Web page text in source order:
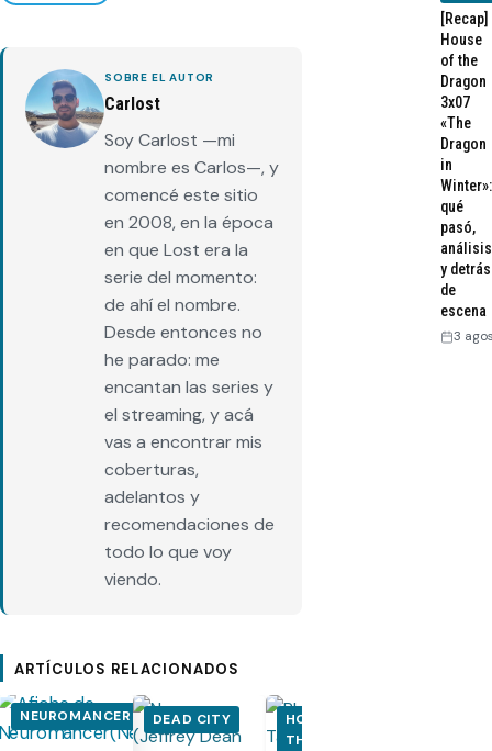
SOBRE EL AUTOR
Carlost
Soy Carlost —mi
nombre es Carlos—, y
comencé este sitio
en 2008, en la época
en que Lost era la
serie del momento:
de ahí el nombre.
Desde entonces no
he parado: me
encantan las series y
el streaming, y acá
vas a encontrar mis
coberturas,
adelantos y
recomendaciones de
todo lo que voy
viendo.
ARTÍCULOS RELACIONADOS
NEUROMANCER DEAD CITY
HOUSE OF
THE DRAGON
[Recap]
House
of the
Dragon
3x07
«The
Dragon
in
Winter»:
qué
pasó,
análisis
y detrás
de
escena
3